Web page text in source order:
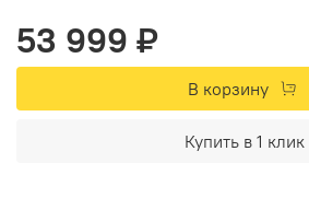
53 999 ₽
В корзину
Купить в 1 клик